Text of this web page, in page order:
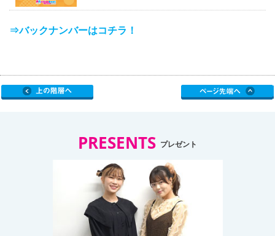
⇒バックナンバーはコチラ！
PRESENTS プレゼント